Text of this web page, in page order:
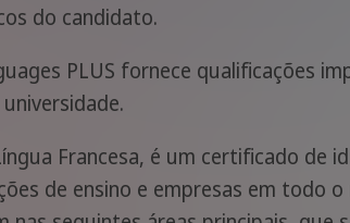
do candidato.
PLUS fornece qualificações
Francesa, é um certificado de
de ensino e empresas em todo